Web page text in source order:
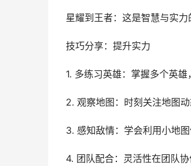
星耀到王者：这是智慧与实
技巧分享：提升实力
1. 多练习英雄：掌握多个英
2. 观察地图：时刻关注地图
3. 感知敌情：学会利用小地
4. 团队配合：灵活性在团队